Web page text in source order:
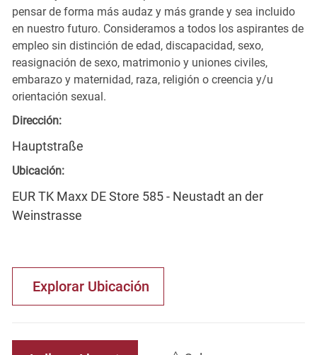
pensar de forma más audaz y más grande y sea incluido
en nuestro futuro. Consideramos a todos los aspirantes de
empleo sin distinción de edad, discapacidad, sexo,
reasignación de sexo, matrimonio y uniones civiles,
embarazo y maternidad, raza, religión o creencia y/u
orientación sexual.
Dirección:
Hauptstraße
Ubicación:
EUR TK Maxx DE Store 585 - Neustadt an der
Weinstrasse
Explorar Ubicación